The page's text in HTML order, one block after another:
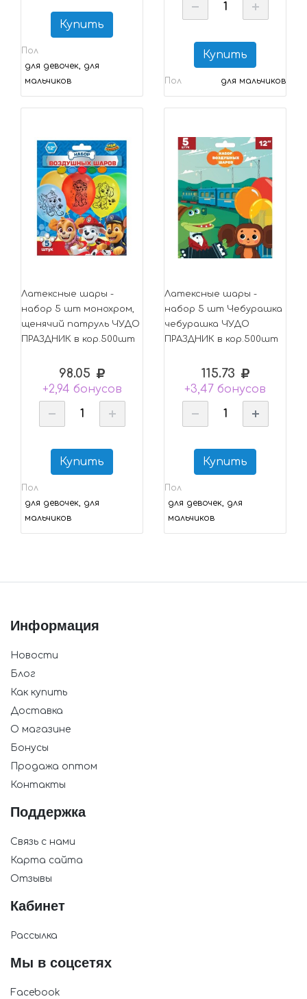
Купить
Пол
для девочек, для
мальчиков
Купить
Пол для мальчиков
Латексные шары -
набор 5 шт монохром,
щенячий патруль ЧУДО
ПРАЗДНИК в кор.500шт
98.05
+2,94 бонусов
Купить
Пол
для девочек, для
мальчиков
Латексные шары -
набор 5 шт Чебурашка
чебурашка ЧУДО
ПРАЗДНИК в кор.500шт
115.73
+3,47 бонусов
Купить
Пол
для девочек, для
мальчиков
Информация
Новости
Блог
Как купить
Доставка
О магазине
Бонусы
Продажа оптом
Контакты
Поддержка
Связь с нами
Карта сайта
Отзывы
Кабинет
Рассылка
Мы в соцсетях
Facebook